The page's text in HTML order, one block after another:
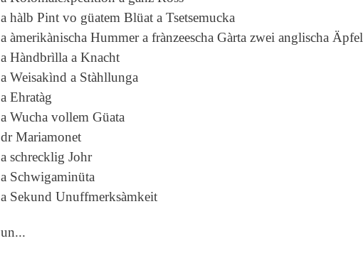
a hàlb Pint vo güatem Blüat a Tsetsemucka
a àmerikànischa Hummer a frànzeescha Gàrta zwei anglischa Äpfel
a Hàndbrìlla a Knacht
a Weisakìnd a Stàhllunga
a Ehratàg
a Wucha vollem Güata
dr Mariamonet
a schrecklig Johr
a Schwigaminüta
a Sekund Unuffmerksàmkeit
un...